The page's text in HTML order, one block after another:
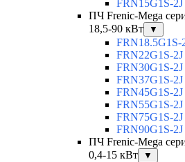
FRN15G1S-
ПЧ Frenic-Mega
18,5-90 кВт
▼
FRN18.5G1S-
FRN22G1S-
FRN30G1S-
FRN37G1S-
FRN45G1S-
FRN55G1S-
FRN75G1S-
FRN90G1S-
ПЧ Frenic-Mega
0,4-15 кВт
▼